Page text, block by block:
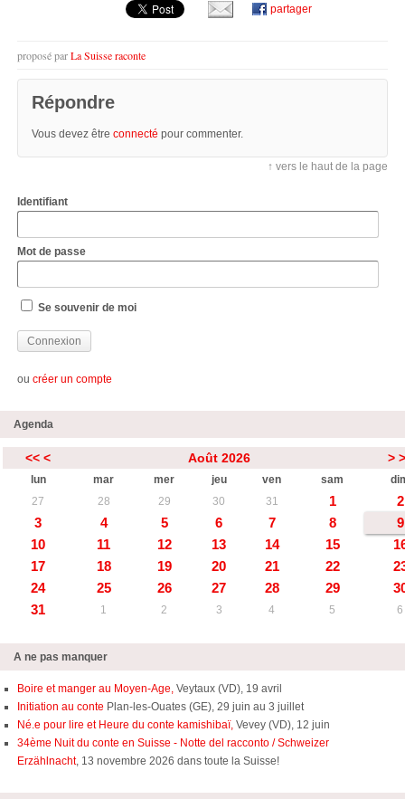
partager
proposé parLa Suisse raconte
Répondre
Vous devez être connecté pour commenter.
↑ vers le haut de la page
Identifiant
Mot de passe
Se souvenir de moi
ou créer un compte
Agenda
<< < Août 2026 >
lun mar mer jeu ven sam
27
28 29 30 31 1
2
3
4 5 6 7 8
9
10
11 12 13 14 15
17
18 19 20 21 22
24
25 26 27 28 29
31
1 2 3 4 5 6
A ne pas manquer
Boire et manger au Moyen-Age, Veytaux (VD), 19 avril
Initiation au conte Plan-les-Ouates (GE), 29 juin au 3 juillet
Né.e pour lire et Heure du conte kamishibaï, Vevey (VD), 12 juin
34ème Nuit du conte en Suisse - Notte del racconto / Schweizer
Erzählnacht, 13 novembre 2026 dans toute la Suisse!